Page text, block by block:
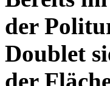
der
Doublet
der